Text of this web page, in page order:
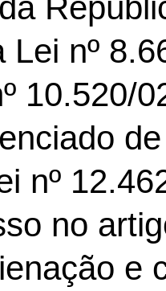
nº
10.520/
de
nº
no
e